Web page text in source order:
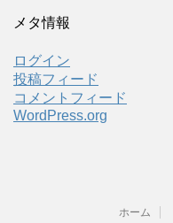
メタ情報
ログイン
投稿フィード
コメントフィード
WordPress.org
ホーム